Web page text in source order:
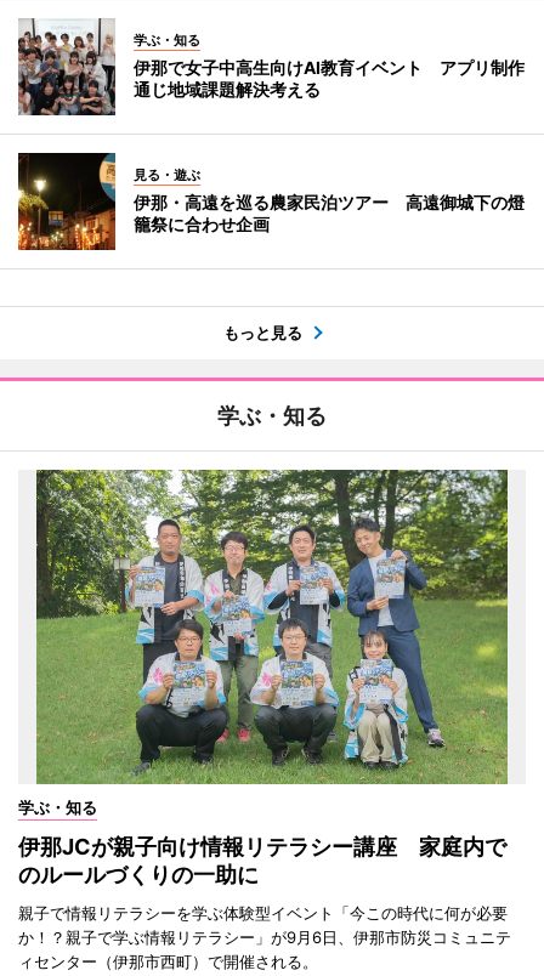
学ぶ・知る
伊那で女子中高生向けAI教育イベント アプリ制作
通じ地域課題解決考える
見る・遊ぶ
伊那・高遠を巡る農家民泊ツアー 高遠御城下の燈
籠祭に合わせ企画
もっと見る
学ぶ・知る
学ぶ・知る
伊那JCが親子向け情報リテラシー講座 家庭内で
のルールづくりの一助に
親子で情報リテラシーを学ぶ体験型イベント「今この時代に何が必要
か！？親子で学ぶ情報リテラシー」が9月6日、伊那市防災コミュニテ
ィセンター（伊那市西町）で開催される。